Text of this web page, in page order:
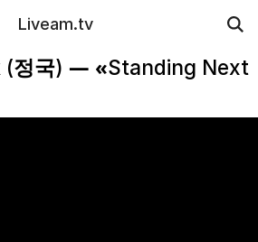
Liveam.tv
(정국) — «Standing Next